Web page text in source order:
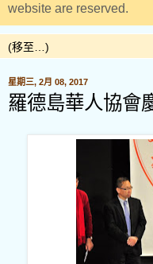
website are reserved.
星期三, 2月 08, 2017
羅德島華人協會